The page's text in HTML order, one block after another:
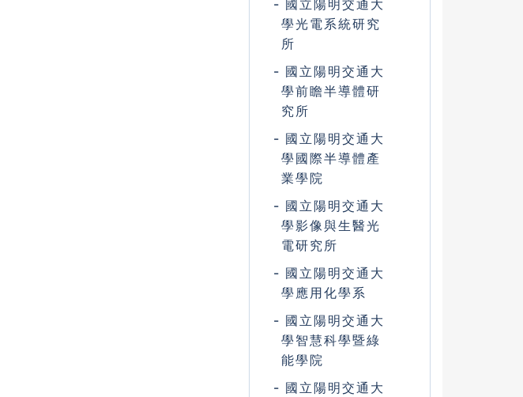
國立陽明交通大
學光電系統研究
所
國立陽明交通大
學前瞻半導體研
究所
國立陽明交通大
學國際半導體產
業學院
國立陽明交通大
學影像與生醫光
電研究所
國立陽明交通大
學應用化學系
國立陽明交通大
學智慧科學暨綠
能學院
國立陽明交通大